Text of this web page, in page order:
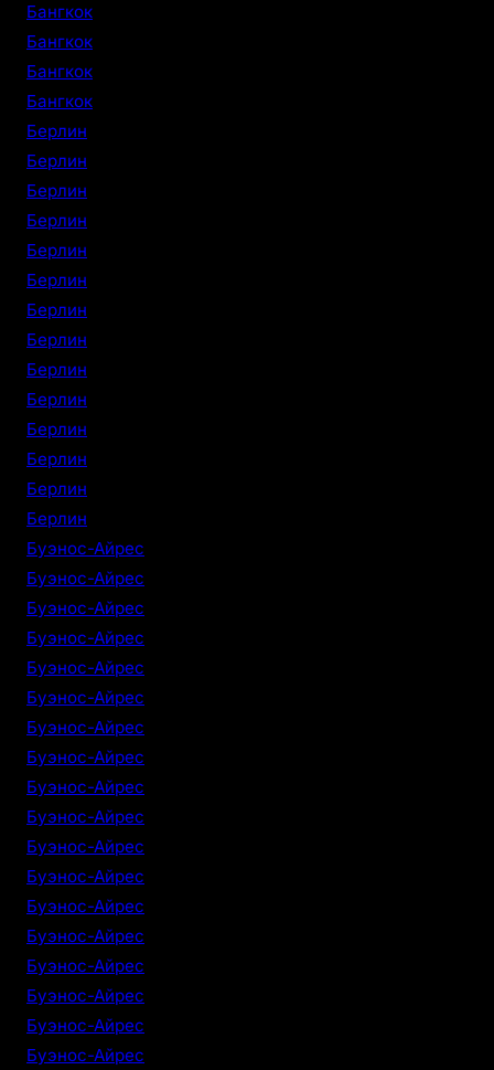
Бангкок
Бангкок
Бангкок
Бангкок
Берлин
Берлин
Берлин
Берлин
Берлин
Берлин
Берлин
Берлин
Берлин
Берлин
Берлин
Берлин
Берлин
Берлин
Буэнос-Айрес
Буэнос-Айрес
Буэнос-Айрес
Буэнос-Айрес
Буэнос-Айрес
Буэнос-Айрес
Буэнос-Айрес
Буэнос-Айрес
Буэнос-Айрес
Буэнос-Айрес
Буэнос-Айрес
Буэнос-Айрес
Буэнос-Айрес
Буэнос-Айрес
Буэнос-Айрес
Буэнос-Айрес
Буэнос-Айрес
Буэнос-Айрес